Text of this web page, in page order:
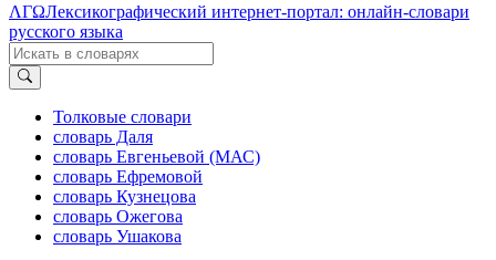
ΛΓΩЛексикографический интернет-портал: онлайн-словари
русского языка
Толковые словари
словарь Даля
словарь Евгеньевой (МАС)
словарь Ефремовой
словарь Кузнецова
словарь Ожегова
словарь Ушакова